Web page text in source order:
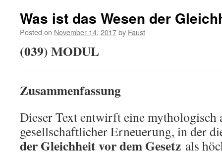
Was ist das Wesen der
Posted on November 14, 2017by Faust
(039) MODUL
Zusammenfassung
Dieser Text entwirft eine mythologisch
gesellschaftlicher Erneuerung, in der
der Gleichheit vor dem Gesetz als